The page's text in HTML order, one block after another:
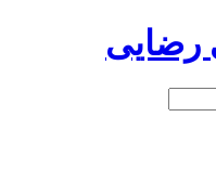
رضایی